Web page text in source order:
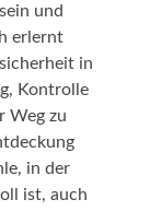
und
erlernt
in
Kontrolle
Weg zu
in der
ist, auch